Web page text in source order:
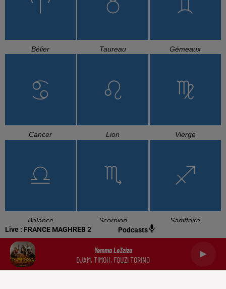
Live : FRANCE MAGHREB 2 Podcasts
Yemma Le3ziza
DJAM, TIMOH, FOUZI TORINO
Bélier Taureau Gémeaux
Cancer Lion Vierge
Balance Scorpion Sagittaire